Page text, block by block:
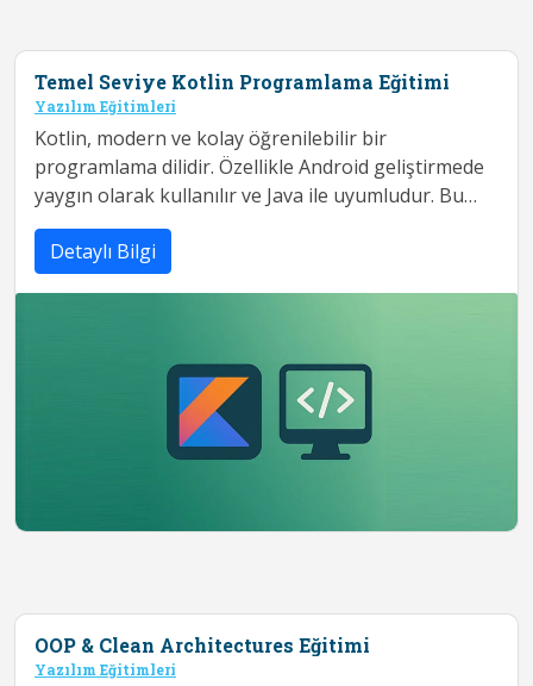
Temel Seviye Kotlin Programlama Eğitimi
Yazılım Eğitimleri
Kotlin, modern ve kolay öğrenilebilir bir
programlama dilidir. Özellikle Android geliştirmede
yaygın olarak kullanılır ve Java ile uyumludur. Bu
eğitimde değişkenler, veri tipleri,...
Detaylı Bilgi
OOP & Clean Architectures Eğitimi
Yazılım Eğitimleri